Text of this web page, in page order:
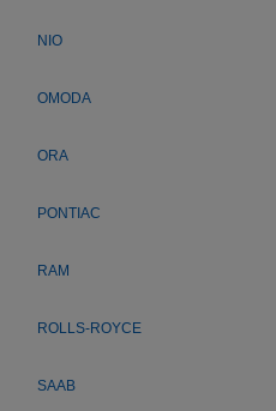
NIO
OMODA
ORA
PONTIAC
RAM
ROLLS-ROYCE
SAAB